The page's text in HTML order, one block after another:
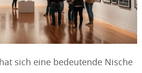
hat sich eine bedeutende Nische